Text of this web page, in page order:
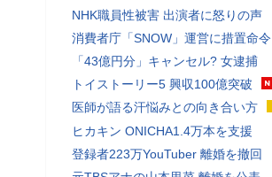
NHK職員性被害 出演者に怒りの声
消費者庁「SNOW」運営に措置命令
「43億円分」キャンセル? 女逮捕
トイストーリー5 興収100億突破
医師が語る汗悩みとの向き合い方
ヒカキン ONICHA1.4万本を支援
登録者223万YouTuber 離婚を撤回